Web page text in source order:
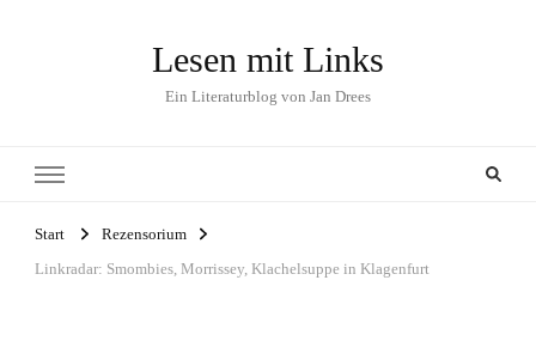
Lesen mit Links
Ein Literaturblog von Jan Drees
Start
Rezensorium
Linkradar: Smombies, Morrissey, Klachelsuppe in Klagenfurt